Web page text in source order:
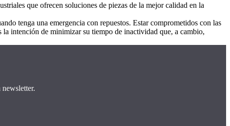
que ofrecen soluciones de piezas de la mejor calidad en la
tenga una emergencia con repuestos. Estar comprometidos con las
intención de minimizar su tiempo de inactividad que, a cambio,